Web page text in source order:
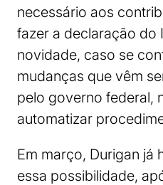
necessário aos
fazer a declaração do
novidade, caso se
mudanças que vêm
pelo governo federal,
automatizar
Em março, Durigan já
essa possibilidade,